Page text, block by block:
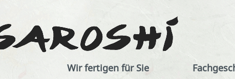
Wir fertigen für Sie